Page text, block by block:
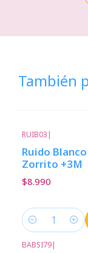
También
RUIB03 |
Ruido Blanco
Zorrito +3M
$8.990
Cantidad
BABSI79|